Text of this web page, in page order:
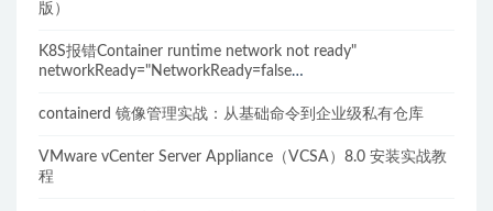
版）
K8S报错Container runtime network not ready"
networkReady="NetworkReady=false
containerd 镜像管理实战：从基础命令到企业级私有仓库
VMware vCenter Server Appliance（VCSA）8.0 安装实战教
程